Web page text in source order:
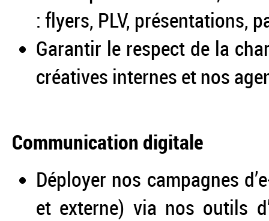
: flyers, PLV, présentations,
Garantir le respect de la
créatives internes et nos
Communication digitale
Déployer nos campagnes
et externe) via nos outils